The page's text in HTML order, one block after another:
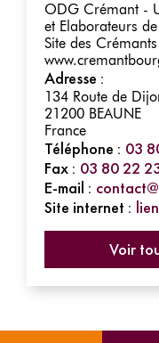
ODG Crémant -
et Elaborateurs
Site des
Adresse :
134 Route de
21200 BEAUNE
France
Téléphone : 03
Fax : 03 80 22
E-mail :
Site internet :
Voir